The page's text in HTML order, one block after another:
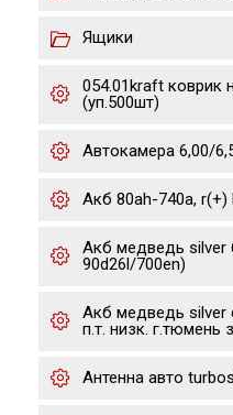
Ящики
054.01kraft коврик
(уп.500шт)
Автокамера 6,00/
Акб 80ah-740a, r(+)
Акб медведь silver
90d26l/700en)
Акб медведь silver
п.т. низк. г.тюмень
Антенна авто